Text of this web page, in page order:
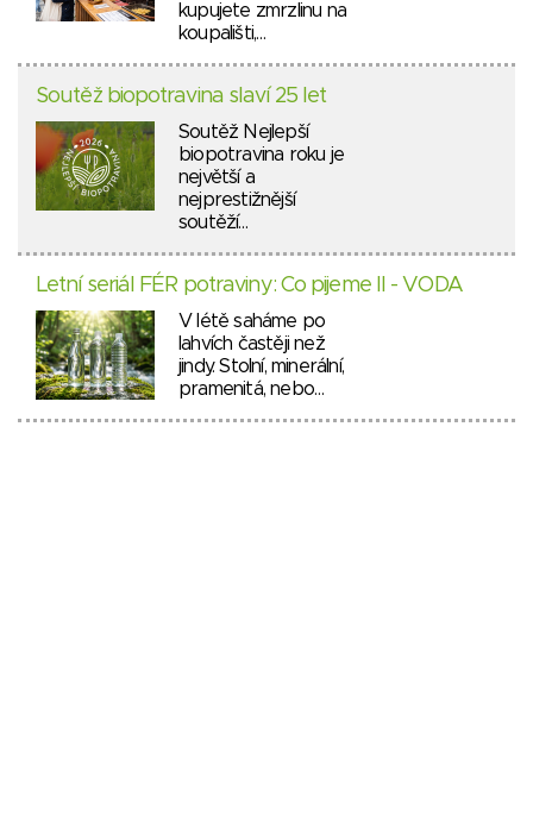
kupujete zmrzlinu na
koupališti,…
Soutěž biopotravina slaví 25 let
Soutěž Nejlepší
biopotravina roku je
největší a
nejprestižnější
soutěží…
Letní seriál FÉR potraviny: Co pijeme II - VODA
V létě saháme po
lahvích častěji než
jindy. Stolní, minerální,
pramenitá, nebo…